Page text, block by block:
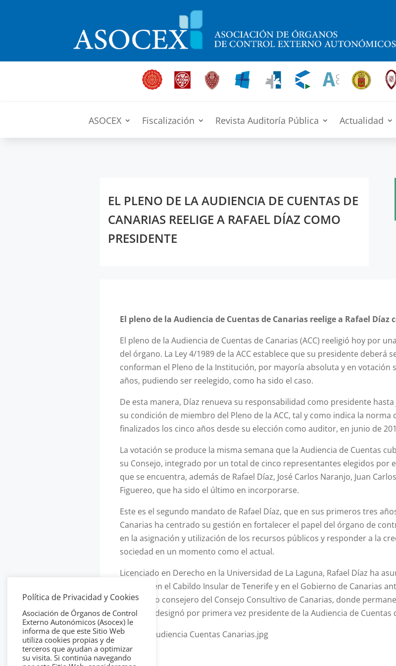
ASOCEX Fiscalización Revista Auditoría Pública Actualidad
EL PLENO DE LA AUDIENCIA DE CUENTAS DE
CANARIAS REELIGE A RAFAEL DÍAZ COMO
PRESIDENTE
El pleno de la Audiencia de Cuentas de Canarias reelige a Rafael Díaz
El pleno de la Audiencia de Cuentas de Canarias (ACC) reeligió hoy por
del órgano. La Ley 4/1989 de la ACC establece que su presidente deberá
conforman el Pleno de la Institución, por mayoría absoluta y en votación
años, pudiendo ser reelegido, como ha sido el caso.
De esta manera, Díaz renueva su responsabilidad como presidente
su condición de miembro del Pleno de la ACC, tal y como indica la
finalizados los cinco años desde su elección como auditor, en junio de
La votación se produce la misma semana que la Audiencia de Cuentas
su Consejo, integrado por un total de cinco representantes elegidos por
que se encuentra, además de Rafael Díaz, José Carlos Naranjo, Juan
Figuereo, que ha sido el último en incorporarse.
Este es el segundo mandato de Rafael Díaz, que en sus primeros tres
Canarias ha centrado su gestión en fortalecer el papel del órgano de
en la asignación y utilización de los recursos públicos y responder a la
sociedad en un momento como el actual.
Licenciado en Derecho en la Universidad de La Laguna, Rafael Díaz ha
públicas en el Cabildo Insular de Tenerife y en el Gobierno de Canarias
nombrado consejero del Consejo Consultivo de Canarias, donde
que se le designó por primera vez presidente de la Audiencia de Cuentas
Política de Privacidad y Cookies
Asociación de Órganos de Control
Externo Autonómicos (Asocex) le
informa de que este Sitio Web
utiliza cookies propias y de
terceros que ayudan a optimizar
su visita. Si continúa navegando